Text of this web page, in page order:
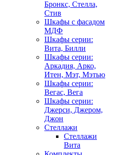
Бронкс, Стелла,
Стив
Шкафы с фасадом
МДФ
Шкафы серии:
Вита, Билли
Шкафы серии:
Аркадия, Арко,
Итен, Мэт, Мэтью
Шкафы серии:
Вегас, Вега
Шкафы серии:
Джерси, Джером,
Джон
Стеллажи
Стеллажи
Вита